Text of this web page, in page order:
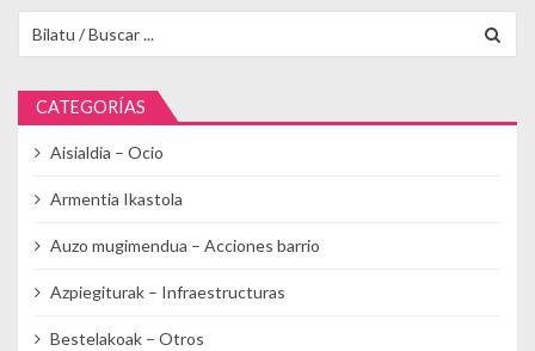
CATEGORÍAS
Aisialdia – Ocio
Armentia Ikastola
Auzo mugimendua – Acciones barrio
Azpiegiturak – Infraestructuras
Bestelakoak – Otros